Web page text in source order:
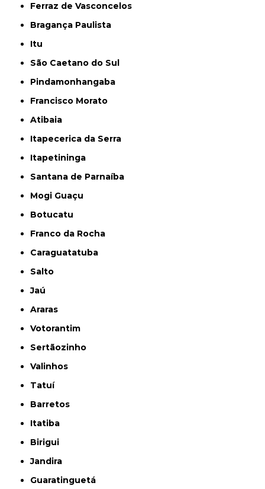
Ferraz de Vasconcelos
Bragança Paulista
Itu
São Caetano do Sul
Pindamonhangaba
Francisco Morato
Atibaia
Itapecerica da Serra
Itapetininga
Santana de Parnaíba
Mogi Guaçu
Botucatu
Franco da Rocha
Caraguatatuba
Salto
Jaú
Araras
Votorantim
Sertãozinho
Valinhos
Tatuí
Barretos
Itatiba
Birigui
Jandira
Guaratinguetá